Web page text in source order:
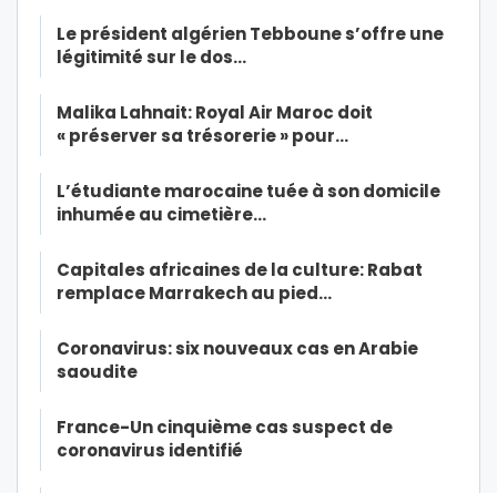
Le président algérien Tebboune s’offre une
légitimité sur le dos…
Malika Lahnait: Royal Air Maroc doit
« préserver sa trésorerie » pour…
L’étudiante marocaine tuée à son domicile
inhumée au cimetière…
Capitales africaines de la culture: Rabat
remplace Marrakech au pied…
Coronavirus: six nouveaux cas en Arabie
saoudite
France-Un cinquième cas suspect de
coronavirus identifié